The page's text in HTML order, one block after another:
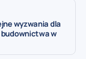
wyzwania dla
w